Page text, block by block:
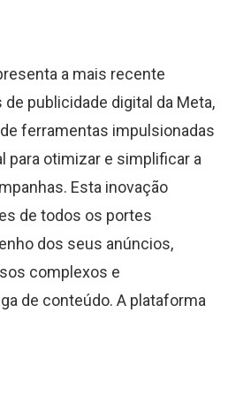
a mais recente
publicidade digital da Meta,
ferramentas impulsionadas
para otimizar e simplificar a
Esta inovação
de todos os portes
dos seus anúncios,
complexos e
de conteúdo. A plataforma